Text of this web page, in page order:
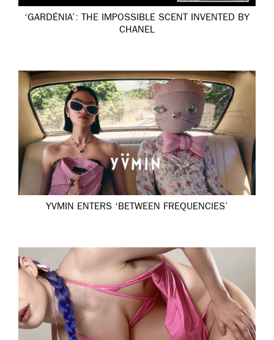
‘GARDÉNIA’: THE IMPOSSIBLE SCENT INVENTED BY
CHANEL
YVMIN ENTERS ‘BETWEEN FREQUENCIES’